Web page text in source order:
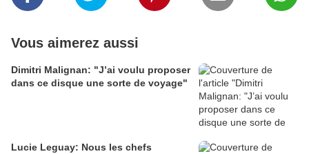
Vous aimerez aussi
Dimitri Malignan: "J’ai voulu proposer
dans ce disque une sorte de voyage"
Lucie Leguay: Nous les chefs